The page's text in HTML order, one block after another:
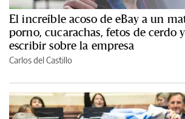
El increíble acoso de eBay a un
porno, cucarachas, fetos de cerdo
escribir sobre la empresa
Carlos del Castillo